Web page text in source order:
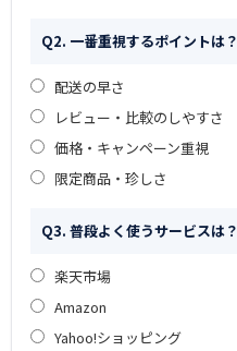
Q2. 一番重視するポイントは？
配送の早さ
レビュー・比較のしやすさ
価格・キャンペーン重視
限定商品・珍しさ
Q3. 普段よく使うサービスは？
楽天市場
Amazon
Yahoo!ショッピング